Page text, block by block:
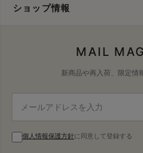
ショップ情報
MAIL
新商品や再入荷、限定情
個人情報保護方針に同意して登録する